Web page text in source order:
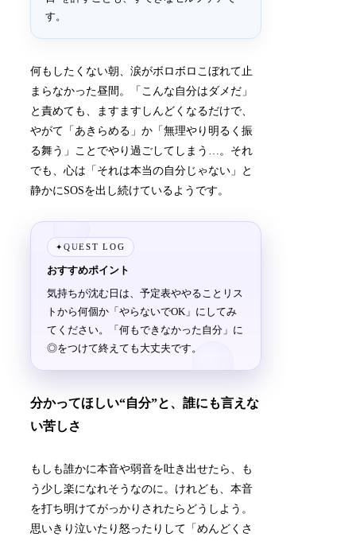
す。
何もしたくない朝、涙がボロボロこぼれて止
まらなかった昼間。「こんな自分はダメだ」
と責めても、ますますしんどくなるだけで、
やがて「あきらめる」か「無理やり明るく振
る舞う」ことでやり過ごしてしまう…。それ
でも、心は「それは本当の自分じゃない」と
静かにSOSを出し続けているようです。
✦QUEST LOG
おすすめポイント
気持ちが沈む日は、予定表ややることリス
トから何個か「やらないでOK」にしてみ
てください。「何もできなかった自分」に
◎をつけて終えても大丈夫です。
分かってほしい“自分”と、誰にも言えな
い苦しさ
もしも誰かに本音や弱音を吐き出せたら、も
う少し楽になれそうなのに。けれども、本音
を打ち明けてがっかりされたらどうしよう。
思いきり泣いたり怒ったりして「めんどくさ